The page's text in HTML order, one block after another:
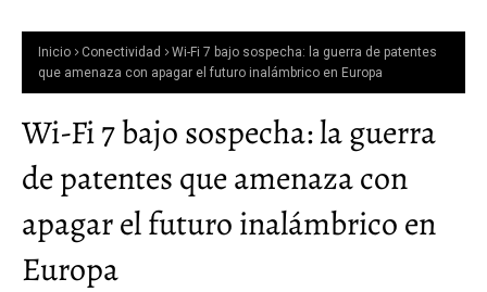
Inicio Conectividad
Wi-Fi 7 bajo sospecha: la guerra de patentes
que amenaza con apagar el futuro inalámbrico en Europa
Wi-Fi 7 bajo sospecha: la guerra
de patentes que amenaza con
apagar el futuro inalámbrico en
Europa